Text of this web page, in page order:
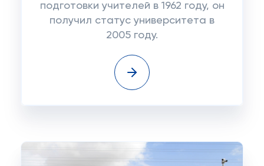
подготовки учителей в 1962 году, он
получил статус университета в
2005 году.